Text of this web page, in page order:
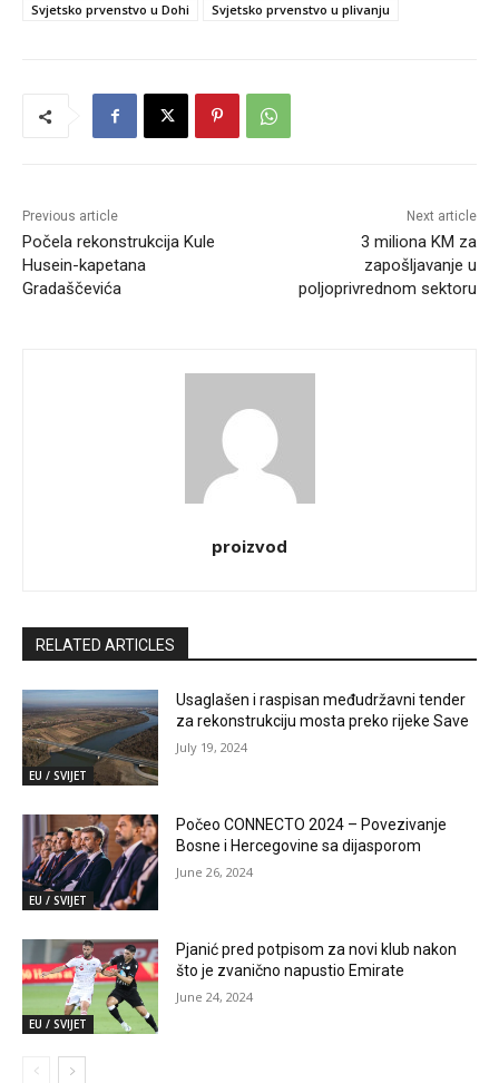
Svjetsko prvenstvo u Dohi
Svjetsko prvenstvo u plivanju
Previous article
Počela rekonstrukcija Kule
Husein-kapetana
Gradaščevića
Next article
3 miliona KM za
zapošljavanje u
poljoprivrednom sektoru
proizvod
RELATED ARTICLES
EU / SVIJET
Usaglašen i raspisan međudržavni tender
za rekonstrukciju mosta preko rijeke Save
July 19, 2024
EU / SVIJET
Počeo CONNECTO 2024 – Povezivanje
Bosne i Hercegovine sa dijasporom
June 26, 2024
EU / SVIJET
Pjanić pred potpisom za novi klub nakon
što je zvanično napustio Emirate
June 24, 2024